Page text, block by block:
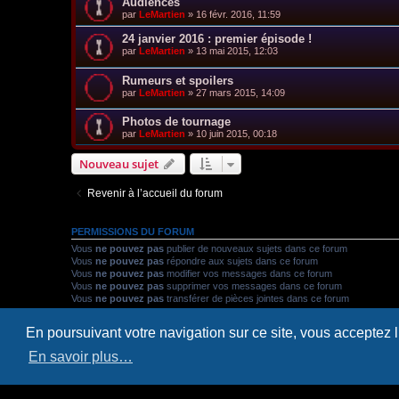
En poursuivant votre navigation sur ce site, vous
En savoir plus…
par LeMartien » 16 févr. 2016, 11:59
24 janvier 2016 : premier épisode !
par LeMartien » 13 mai 2015, 12:03
Rumeurs et spoilers
par LeMartien » 27 mars 2015, 14:09
Photos de tournage
par LeMartien » 10 juin 2015, 00:18
Nouveau sujet
Revenir à l’accueil du forum
PERMISSIONS DU FORUM
Vous ne pouvez pas publier de nouveaux sujets dans ce forum
Vous ne pouvez pas répondre aux sujets dans ce forum
Vous ne pouvez pas modifier vos messages dans ce forum
Vous ne pouvez pas supprimer vos messages dans ce forum
Vous ne pouvez pas transférer de pièces jointes dans ce forum
Accueil Accueil du forum